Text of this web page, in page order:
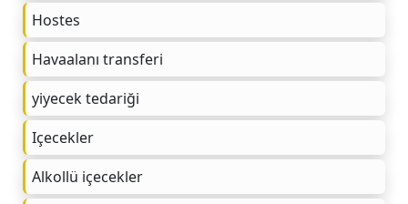
Hostes
Havaalanı transferi
yiyecek tedariği
Içecekler
Alkollü içecekler